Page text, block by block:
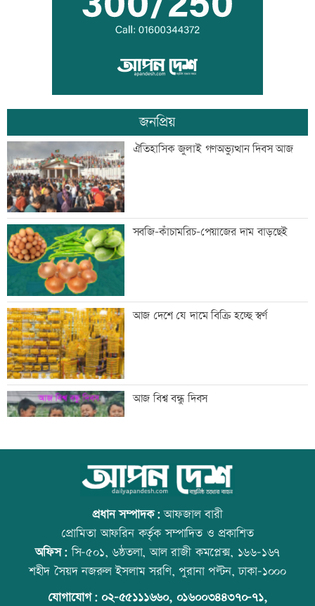
দুপুরের মধ্যে ঝোড়ো হাওয়াসহ বজ্রবৃষ্টি হতে
পারে যেসব অঞ্চলে
ডিএমপির ১২ ঊর্ধ্বতন কর্মকর্তাকে বদলি
জন্মসূত্রে নাগরিকত্ব সীমিত করতে ট্রাম্পের
নতুন নির্বাহী আদেশ
টেলিভিশনে আজকের যত খেলা
শুক্রবার রাজধানীর যেসব মার্কেট-দর্শনীয় স্থান
বন্ধ
সাতসকালে সড়কে ঝরল ছয় প্রাণ
আজ দেশে স্বর্ণের ভরি কত
জনপ্রিয়
ঐতিহাসিক জুলাই গণঅভ্যুত্থান দিবস আজ
সবজি-কাঁচামরিচ-পেয়াজের দাম বাড়ছেই
আজ দেশে যে দামে বিক্রি হচ্ছে স্বর্ণ
আজ বিশ্ব বন্ধু দিবস
স্কুল ছাত্রীকে দলবদ্ধ ধর্ষণসহ ভিডিও ধারণ
প্রতিমন্ত্রীকে ঘিরে ভাইরাল ভিডিওতে ছবি
জুড়ে অপপ্রচার: এলিন
প্রধান সম্পাদক:আফজাল বারী
প্রোমিতা আফরিন কর্তৃক সম্পাদিত ও প্রকাশিত
অফিস:সি-৫০১, ৬ষ্ঠতলা, আল রাজী কমপ্লেক্স, ১৬৬-১৬৭
শহীদ সৈয়দ নজরুল ইসলাম সরণি, পুরানা পল্টন, ঢাকা-১০০০
যোগাযোগ: ০২-৫৫১১১৬৬০, ০১৬০০৩৪৪৩৭০-৭১,